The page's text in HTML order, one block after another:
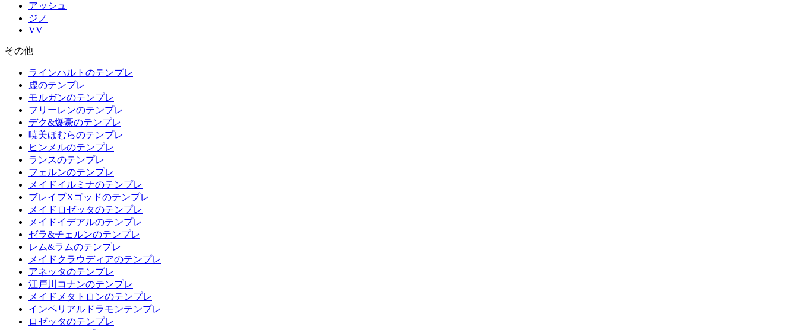
アッシュ
ジノ
VV
その他
ラインハルトのテンプレ
虚のテンプレ
モルガンのテンプレ
フリーレンのテンプレ
デク&爆豪のテンプレ
暁美ほむらのテンプレ
ヒンメルのテンプレ
ランスのテンプレ
フェルンのテンプレ
メイドイルミナのテンプレ
ブレイブXゴッドのテンプレ
メイドロゼッタのテンプレ
メイドイデアルのテンプレ
ゼラ&チェルンのテンプレ
レム&ラムのテンプレ
メイドクラウディアのテンプレ
アネッタのテンプレ
江戸川コナンのテンプレ
メイドメタトロンのテンプレ
インペリアルドラモンテンプレ
ロゼッタのテンプレ